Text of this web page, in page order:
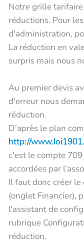
Notre grille
réductions. Pour
d'administration,
La réduction en
surpris mais nous
Au premier devis
d'erreur nous
réduction.
D'après le plan
http://
c'est le compte
accordées par
Il faut donc créer
(onglet Financier),
l'assistant de
rubrique
réduction.